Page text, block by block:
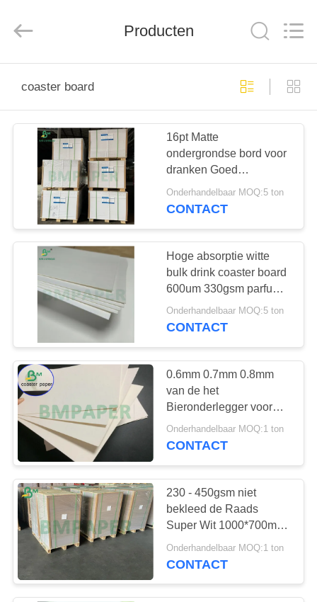
PRODUCTEN
ONGEVEER
ONS
FABRIEKSREIS
KWALITEITSCONTROLE
CONTACTEER
ONS
NIEUWS
GEVALLEN
SITEMAP
PRIVACY
POLICY
LTD..
Producten
coaster board
16pt Matte
ondergrondse bord voor
dranken Goed
absorberend
glasvezelbord Digitaal
Onderhandelbaar MOQ:5 ton
CONTACT
Hoge absorptie witte
bulk drink coaster board
600um 330gsm parfum
board
Onderhandelbaar MOQ:5 ton
CONTACT
0.6mm 0.7mm 0.8mm
van de het
Bieronderlegger voor
glazen van 23 x35“ Wit
Absorberend de
glazen
Onderhandelbaar MOQ:1 ton
CONTACT
230 - 450gsm niet
bekleed de Raads
Super Wit 1000*700mm
van de Koponderlegger
voor glazen
Onderhandelbaar MOQ:1 ton
CONTACT